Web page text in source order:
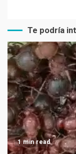
Te podría
1 min read